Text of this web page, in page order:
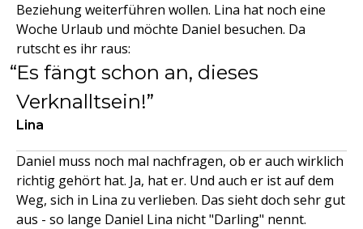
Beziehung weiterführen wollen. Lina hat noch eine
Woche Urlaub und möchte Daniel besuchen. Da
rutscht es ihr raus:
Es fängt schon an, dieses
Verknalltsein!
Lina
Daniel muss noch mal nachfragen, ob er auch wirklich
richtig gehört hat. Ja, hat er. Und auch er ist auf dem
Weg, sich in Lina zu verlieben. Das sieht doch sehr gut
aus - so lange Daniel Lina nicht "Darling" nennt.